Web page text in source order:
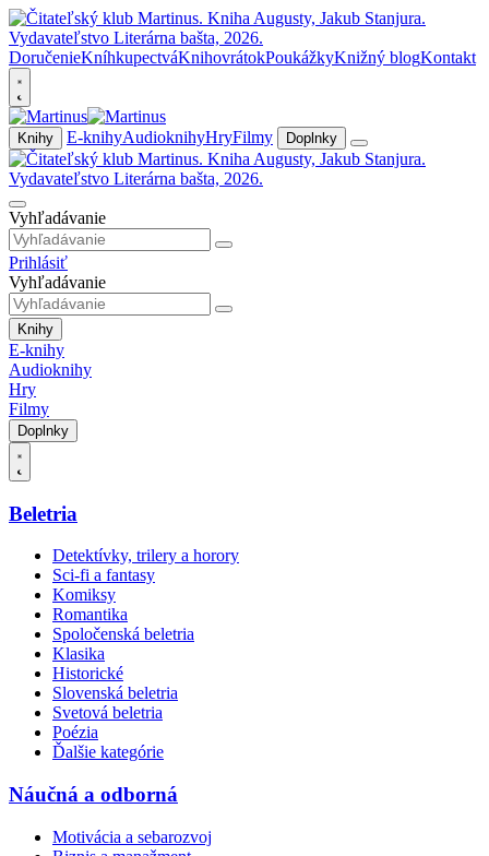
DoručenieKníhkupectváKnihovrátokPoukážkyKnižný blogKontakt
Knihy E-knihyAudioknihyHryFilmy Doplnky
Vyhľadávanie
Prihlásiť
Vyhľadávanie
Knihy
E-knihy
Audioknihy
Hry
Filmy
Doplnky
Beletria
Detektívky, trilery a horory
Sci-fi a fantasy
Komiksy
Romantika
Spoločenská beletria
Klasika
Historické
Slovenská beletria
Svetová beletria
Poézia
Ďalšie kategórie
Náučná a odborná
Motivácia a sebarozvoj